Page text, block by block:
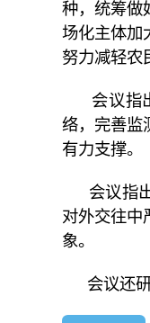
种，统筹做
场化主体加
努力减轻农
会议指
络，完善监
有力支撑。
会议指
对外交往中
象。
会议还